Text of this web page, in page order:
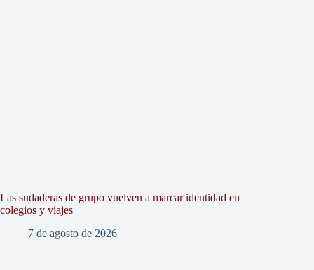
Las sudaderas de grupo vuelven a marcar identidad en
colegios y viajes
7 de agosto de 2026